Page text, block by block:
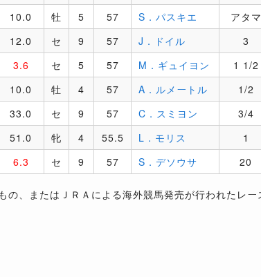
10.0 牡 5 57 S．パスキエ
アタマ
12.0 セ 9 57 J．ドイル
3
3.6 セ 5 57 M．ギュイヨン
1 1/2
10.0 牡 4 57 A．ルメートル
1/2
33.0 セ 9 57 C．スミヨン
3/4
51.0 牝 4 55.5 L．モリス
1
6.3 セ 9 57 S．デソウサ 20
の、またはＪＲＡによる海外競馬発売が行われたレ